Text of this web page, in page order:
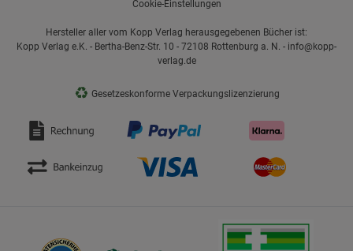
Cookie-Einstellungen
Hersteller aller vom Kopp Verlag herausgegebenen Bücher ist:
Kopp Verlag e.K. - Bertha-Benz-Str. 10 - 72108 Rottenburg a. N. - info@kopp-
verlag.de
♻ Gesetzeskonforme Verpackungslizenzierung